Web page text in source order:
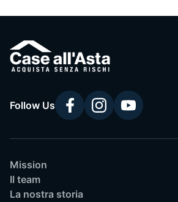
Follow Us
Mission
Il team
La nostra storia